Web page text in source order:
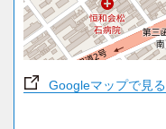
Googleマップで見る